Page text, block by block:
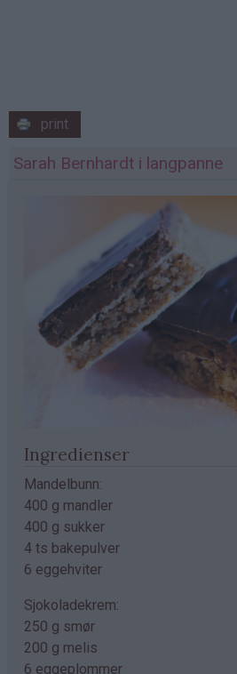
print
Sarah Bernhardt i langpanne
Ingredienser
Mandelbunn:
400 g mandler
400 g sukker
4 ts bakepulver
6 eggehviter
Sjokoladekrem:
250 g smør
200 g melis
6 eggeplommer